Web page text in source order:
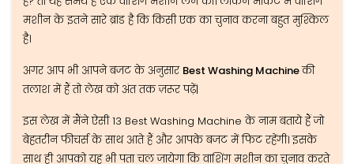
मशीन के इतने सारे ब्रांड है कि किसी एक का चुनाव करना बहुत मुश्किल
है।
अगर आप भी आपने बजट के अनुसार Best Washing Machineकी
तलाश में हैं तो लेख को अंत तक ज़रूर पढ़ें|
इस लेख में मैंने ऐसी 13 Best Washing Machine के नाम बताये हैं जो
बेहतरीन फीचर्स के साथ आते हैं और आपके बजट में फिट रहेंगी। इसके
साथ ही आपको यह भी पता चल जायेगा कि वाशिंग मशीन का चुनाव करते